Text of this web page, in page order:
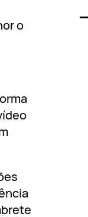
o